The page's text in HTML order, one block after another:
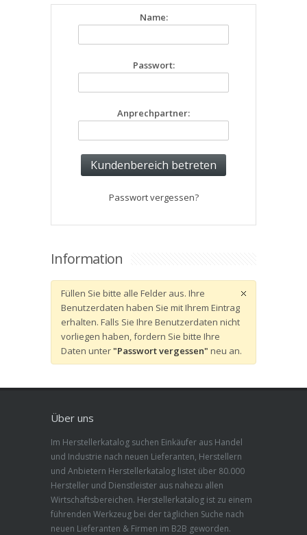
Name:
Passwort:
Anprechpartner:
Passwort vergessen?
Information
Füllen Sie bitte alle Felder aus. Ihre
Benutzerdaten haben Sie mit Ihrem Eintrag
erhalten. Falls Sie Ihre Benutzerdaten nicht
vorliegen haben, fordern Sie bitte Ihre
Daten unter"Passwort vergessen" neu an.
Über uns
Im Herstellerkatalog suchen Einkäufer aus Handel
und Industrie nach neuen Lieferanten, Herstellern
und Anbietern Herstellerkatalog listet über 80.000
Hersteller und Dienstleister aus nahezu allen
Wirtschaftsbereichen. Herstellerkatalog ist zu einem
führenden Werkzeug bei der täglichen Suche nach
neuen Lieferanten & Firmen im B2B geworden.